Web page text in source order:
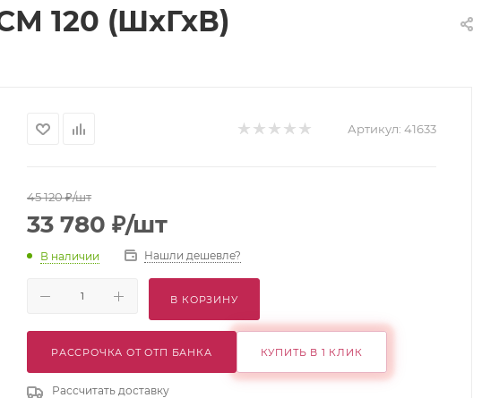
120 (ШхГхВ)
Артикул: 41633
45 120₽/шт
33 780 ₽/шт
В наличии Нашли дешевле?
В КОРЗИНУ
РАССРОЧКА ОТ ОТП БАНКА КУПИТЬ В 1 КЛИК
Рассчитать доставку